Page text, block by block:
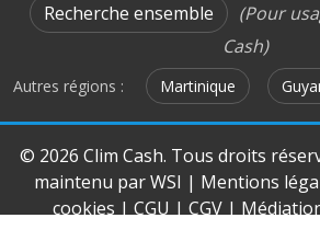
Recherche ensemble
(Pour
Cash)
Autres régions : Martinique
© 2026 Clim Cash. Tous droits
maintenu parWSI | Mentions
cookies | CGU | CGV |